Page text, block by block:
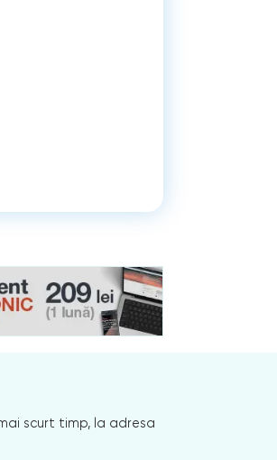
scurt timp, la adresa